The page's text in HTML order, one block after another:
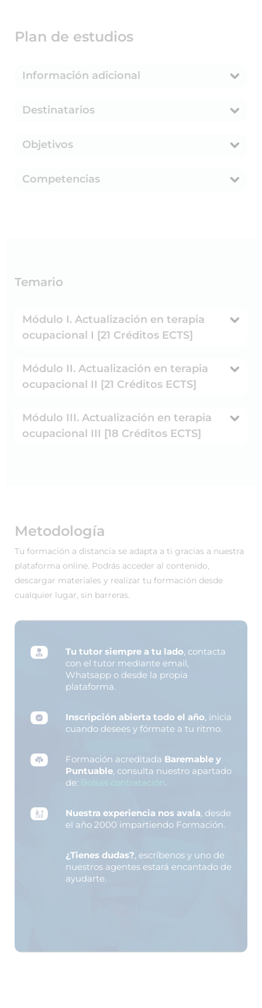
Plan de estudios
Información adicional
Destinatarios
Objetivos
Competencias
Temario
Módulo I. Actualización en terapia
ocupacional I [21 Créditos ECTS]
Módulo II. Actualización en terapia
ocupacional II [21 Créditos ECTS]
Módulo III. Actualización en terapia
ocupacional III [18 Créditos ECTS]
Metodología
Tu formación a distancia se adapta a ti gracias a nuestra
plataforma online. Podrás acceder al contenido,
descargar materiales y realizar tu formación desde
cualquier lugar, sin barreras.
Tu tutor siempre a tu lado, contacta
con el tutor mediante email,
Whatsapp o desde la propia
plataforma.
Inscripción abierta todo el año, inicia
cuando desees y fórmate a tu ritmo.
Formación acreditada Baremable y
Puntuable, consulta nuestro apartado
de: Bolsas contratación.
Nuestra experiencia nos avala, desde
el año 2000 impartiendo Formación.
¿Tienes dudas?, escríbenos y uno de
nuestros agentes estará encantado de
ayudarte.